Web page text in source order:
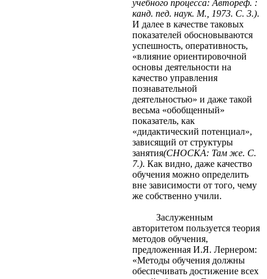
учебного процесса: Автореф. :
канд. пед. наук. М., 1973. С. 3.).
И далее в качестве таковых
показателей обосновываются
успешность, оперативность,
«влияние ориентировочной
основы деятельности на
качество управления
познавательной
деятельностью» и даже такой
весьма «обобщенный»
показатель, как
«дидактический потенциал»,
зависящий от структуры
занятия(СНОСКА: Там же. С.
7.). Как видно, даже качество
обучения можно определить
вне зависимости от того, чему
же собственно учили.
Заслуженным
авторитетом пользуется теория
методов обучения,
предложенная И.Я. Лернером:
«Методы обучения должны
обеспечивать достижение всех